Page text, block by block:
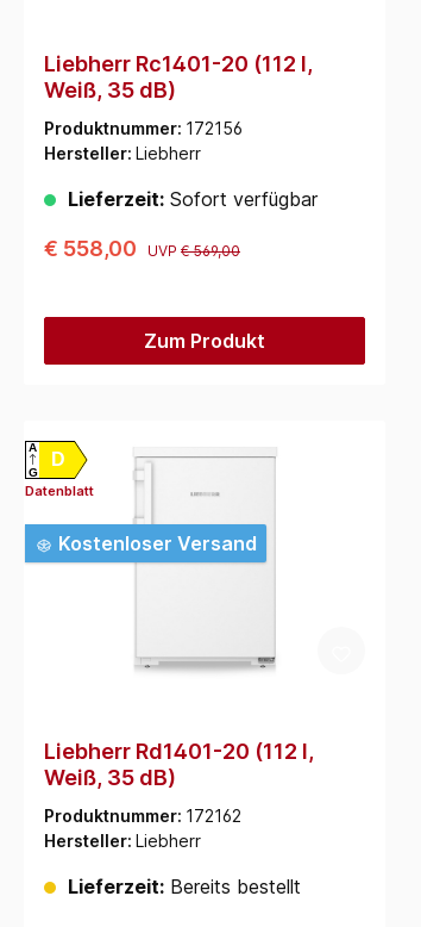
Liebherr Rc1401-20 (112 l,
Weiß, 35 dB)
Produktnummer: 172156
Hersteller: Liebherr
Lieferzeit: Sofort verfügbar
€ 558,00 UVP € 569,00
Zum Produkt
D
A
G
Datenblatt
Kostenloser Versand
Liebherr Rd1401-20 (112 l,
Weiß, 35 dB)
Produktnummer: 172162
Hersteller: Liebherr
Lieferzeit: Bereits bestellt